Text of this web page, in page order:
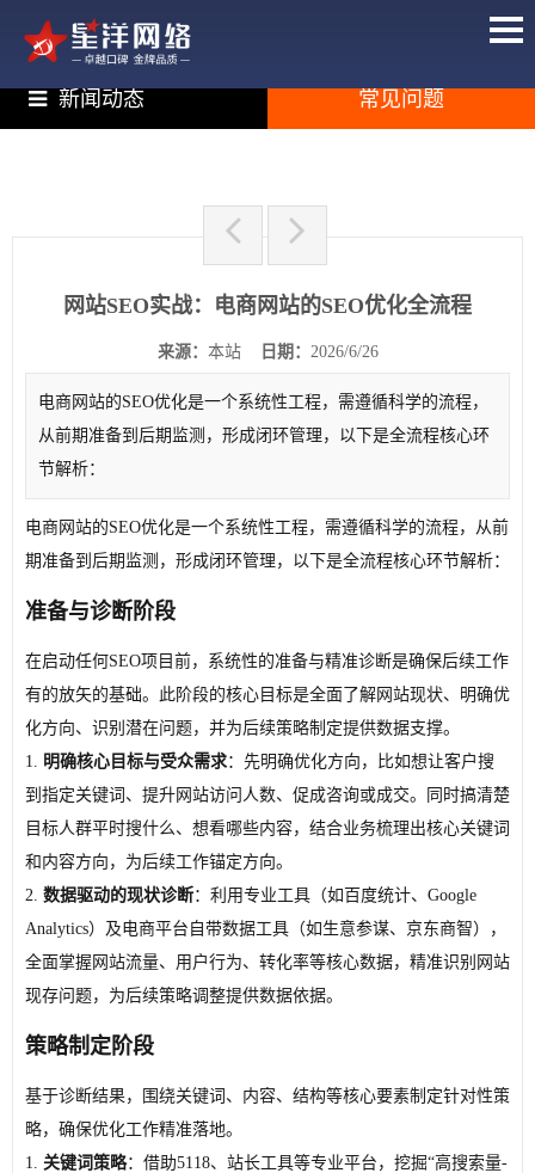
新闻动态 常见问题
网站SEO实战：电商网站的SEO优化全流程
来源： 本站 日期： 2026/6/26
电商网站的SEO优化是一个系统性工程，需遵循科学的流程，
从前期准备到后期监测，形成闭环管理，以下是全流程核心环
节解析：
电商网站的SEO优化是一个系统性工程，需遵循科学的流程，从前
期准备到后期监测，形成闭环管理，以下是全流程核心环节解析：
准备与诊断阶段
在启动任何SEO项目前，系统性的准备与精准诊断是确保后续工作
有的放矢的基础。此阶段的核心目标是全面了解网站现状、明确优
化方向、识别潜在问题，并为后续策略制定提供数据支撑。
1. 明确核心目标与受众需求：先明确优化方向，比如想让客户搜
到指定关键词、提升网站访问人数、促成咨询或成交。同时搞清楚
目标人群平时搜什么、想看哪些内容，结合业务梳理出核心关键词
和内容方向，为后续工作锚定方向。
2. 数据驱动的现状诊断：利用专业工具（如百度统计、Google
Analytics）及电商平台自带数据工具（如生意参谋、京东商智），
全面掌握网站流量、用户行为、转化率等核心数据，精准识别网站
现存问题，为后续策略调整提供数据依据。
策略制定阶段
基于诊断结果，围绕关键词、内容、结构等核心要素制定针对性策
略，确保优化工作精准落地。
1. 关键词策略：借助5118、站长工具等专业平台，挖掘“高搜索量-